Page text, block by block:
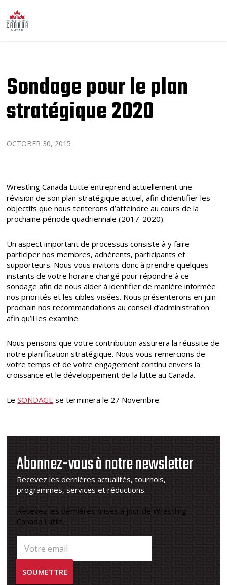
Sondage pour le plan
stratégique 2020
OCTOBER 30, 2015
Wrestling Canada Lutte entreprend actuellement une
révision de son plan stratégique actuel, afin d’identifier les
objectifs que nous tenterons d’atteindre au cours de la
prochaine période quadriennale (2017-2020).
Un aspect important de processus consiste à y faire
participer nos membres, adhérents, participants et
supporteurs. Nous vous invitons donc à prendre quelques
instants de votre horaire chargé pour répondre à ce
sondage afin de nous aider à identifier de manière informée
nos priorités et les cibles visées. Nous présenterons en juin
prochain nos recommandations au conseil d’administration
afin qu’il les examine.
Nous pensons que votre contribution assurera la réussite de
notre planification stratégique. Nous vous remercions de
votre temps et de votre engagement continu envers la
croissance et le développement de la lutte au Canada.
LeSONDAGE se terminera le 27 Novembre.
Abonnez-vous à notre newsletter
Recevez les dernières actualités, tournois,
programmes, services et réductions.
Recevez les dernières mises à jour de Wrestling
Canada Lutte.